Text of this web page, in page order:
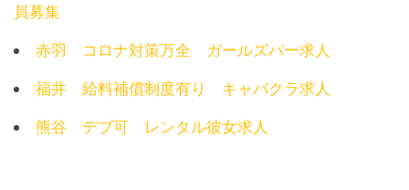
員募集
赤羽 コロナ対策万全 ガールズバー求人
福井 給料補償制度有り キャバクラ求人
熊谷 デブ可 レンタル彼女求人